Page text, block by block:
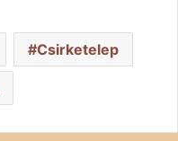
Csirketelep